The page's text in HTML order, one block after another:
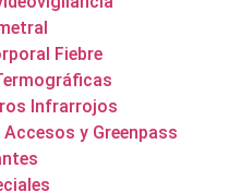
Fiebre
Infrarrojos
y Greenpass